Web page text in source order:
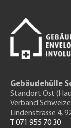
Gebäudehülle
Standort Ost
Verband
Lindenstrasse 4,
T 071 955 70 30